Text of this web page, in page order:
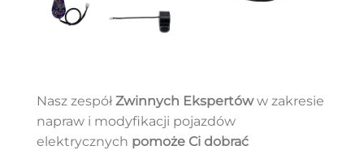
Nasz zespół Zwinnych Ekspertóww zakresie
napraw i modyfikacji pojazdów
elektrycznych pomoże Ci dobrać